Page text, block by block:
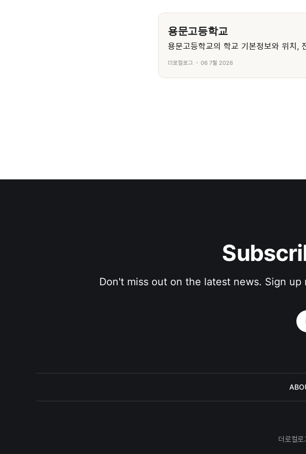
용문고등학교
용문고등학교의 학교 기본정보와 위치,
더로컬로그 06 7월 2026
Don't miss out on the latest news. Sign
더로컬